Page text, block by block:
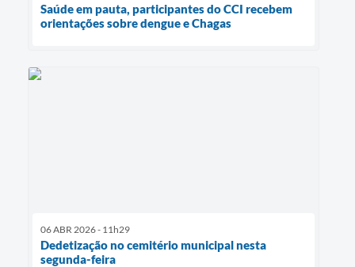
Saúde em pauta, participantes do CCI recebem
orientações sobre dengue e Chagas
06 ABR 2026 - 11h29
Dedetização no cemitério municipal nesta
segunda-feira